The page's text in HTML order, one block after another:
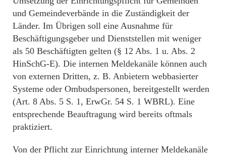
und Gemeindeverbände in die Zuständigkeit der
Länder. Im Übrigen soll eine Ausnahme für
Beschäftigungsgeber und Dienststellen mit weniger
als 50 Beschäftigten gelten (§ 12 Abs. 1 u. Abs. 2
HinSchG-E). Die internen Meldekanäle können auch
von externen Dritten, z. B. Anbietern webbasierter
Systeme oder Ombudspersonen, bereitgestellt werden
(Art. 8 Abs. 5 S. 1, ErwGr. 54 S. 1 WBRL). Eine
entsprechende Beauftragung wird bereits oftmals
praktiziert.
Von der Pflicht zur Einrichtung interner Meldekanäle